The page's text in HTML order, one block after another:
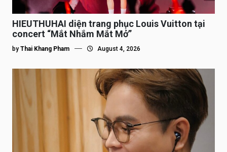
HIEUTHUHAI diện trang phục Louis Vuitton tại
concert “Mắt Nhắm Mắt Mở”
by Thai Khang Pham August 4, 2026